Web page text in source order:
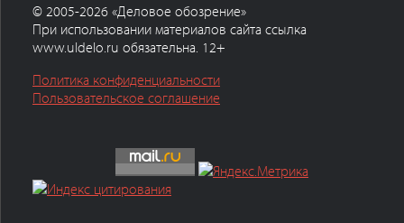
© 2005-2026 «Деловое обозрение»
При использовании материалов сайта ссылка
www.uldelo.ru обязательна. 12+
Политика конфиденциальности
Пользовательское соглашение